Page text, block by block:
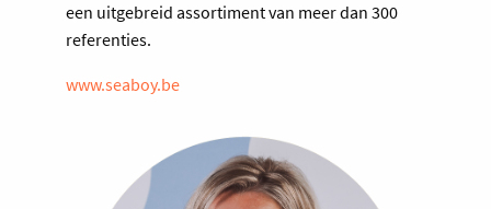
een uitgebreid assortiment van meer dan 300
referenties.
www.seaboy.be